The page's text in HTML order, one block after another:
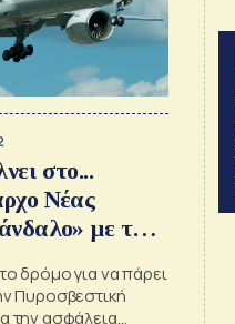
στο...
Νέας
με το
δρόμο για να πάρει
Πυροσβεστική
την ασφάλεια